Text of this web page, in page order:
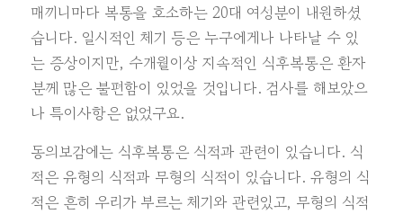
매끼니마다 복통을 호소하는 20대 여성분이 내원하셨
습니다. 일시적인 체기 등은 누구에게나 나타날 수 있
는 증상이지만, 수개월이상 지속적인 식후복통은 환자
분께 많은 불편함이 있었을 것입니다. 검사를 해보았으
나 특이사항은 없었구요.
동의보감에는 식후복통은 식적과 관련이 있습니다. 식
적은 유형의 식적과 무형의 식적이 있습니다. 유형의 식
적은 흔히 우리가 부르는 체기와 관련있고, 무형의 식적